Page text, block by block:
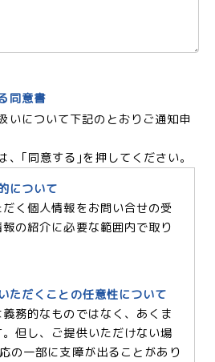
同意書
いについて下記のとおりご通知申
、｢同意する｣を押してください。
について
く個人情報をお問い合せの受
の紹介に必要な範囲内で取り
ただくことの任意性について
務的なものではなく、あくま
但し、ご提供いただけない場
の一部に支障が出ることがあり